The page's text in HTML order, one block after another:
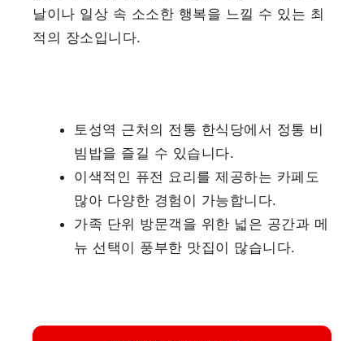
날이나 일상 속 소소한 행복을 느낄 수 있는 최
적의 장소입니다.
토성역 근처의 전통 한식당에서 정통 비
빔밥을 즐길 수 있습니다.
이색적인 퓨전 요리를 제공하는 카페도
많아 다양한 경험이 가능합니다.
가족 단위 방문객을 위한 넓은 공간과 메
뉴 선택이 풍부한 맛집이 많습니다.